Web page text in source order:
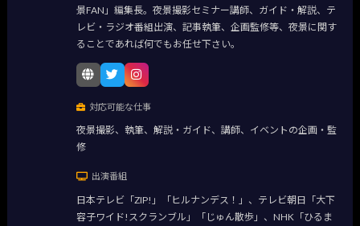
景FAN」編集長。夜景撮影セミナー講師、ガイド・解説、テ
レビ・ラジオ番組出演、記事執筆、企画監修等、夜景に関す
ることであれば何でもお任せ下さい。
対応可能な仕事
夜景撮影、執筆、解説・ガイド、講師、イベントの企画・監
修
出演番組
日本テレビ「ZIP!」「ヒルナンデス！」、テレビ朝日「大下
容子ワイド!スクランブル」「じゅん散歩」、NHK「ひるま